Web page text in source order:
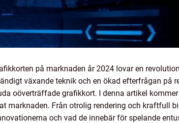
på marknaden år 2024 lovar en
växande teknik och en ökad efterfrågan på
oöverträffade grafikkort. I denna artikel
marknaden. Från otrolig rendering och kraftfull
och vad de innebär för spelande